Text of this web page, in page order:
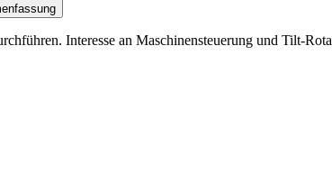
Interesse an Maschinensteuerung und Tilt-